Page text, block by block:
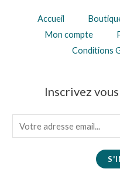
Accueil
Mon compte
Conditions
Inscrivez
m